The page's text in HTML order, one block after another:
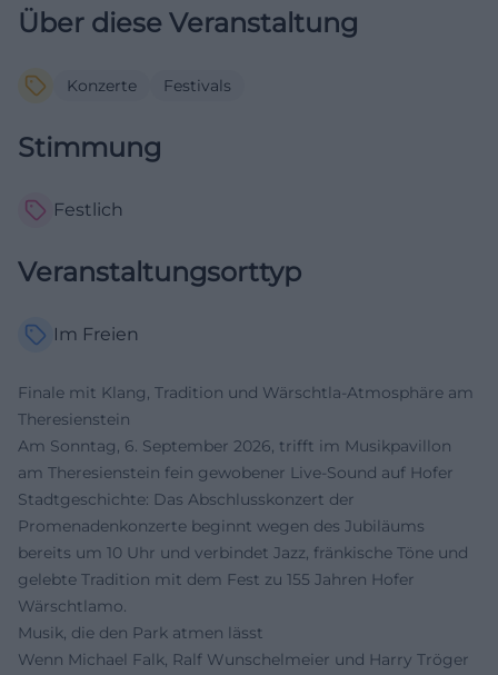
Über diese Veranstaltung
Konzerte Festivals
Stimmung
Festlich
Veranstaltungsorttyp
Im Freien
Finale mit Klang, Tradition und Wärschtla-Atmosphäre am
Theresienstein
Am Sonntag, 6. September 2026, trifft im Musikpavillon
am Theresienstein fein gewobener Live-Sound auf Hofer
Stadtgeschichte: Das Abschlusskonzert der
Promenadenkonzerte beginnt wegen des Jubiläums
bereits um 10 Uhr und verbindet Jazz, fränkische Töne und
gelebte Tradition mit dem Fest zu 155 Jahren Hofer
Wärschtlamo.
Musik, die den Park atmen lässt
Wenn Michael Falk, Ralf Wunschelmeier und Harry Tröger